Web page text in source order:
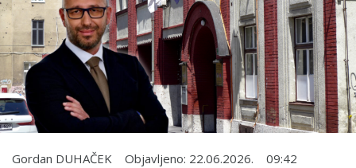
Gordan DUHAČEK Objavljeno: 22.06.2026. 09:42